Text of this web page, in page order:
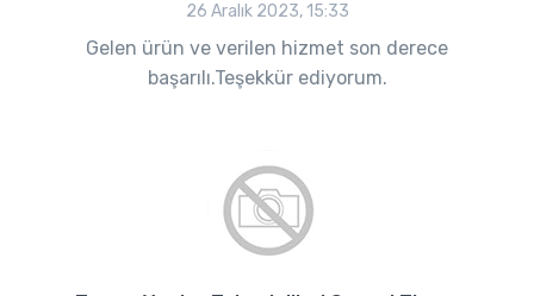
26 Aralık 2023, 15:33
Gelen ürün ve verilen hizmet son derece
başarılı.Teşekkür ediyorum.